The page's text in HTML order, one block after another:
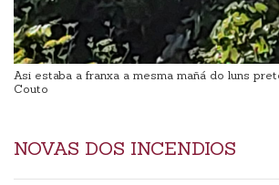
Asi estaba a franxa a mesma mañá do luns
Couto
NOVAS DOS INCENDIOS